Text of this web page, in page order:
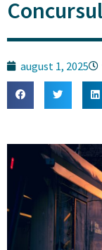
august 1, 2025